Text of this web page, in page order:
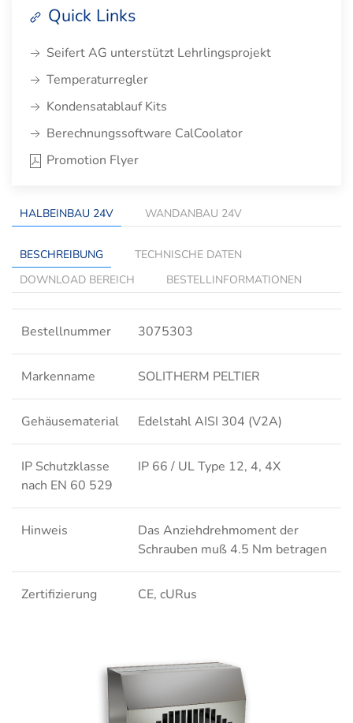
Quick Links
Seifert AG unterstützt Lehrlingsprojekt
Temperaturregler
Kondensatablauf Kits
Berechnungssoftware CalCoolator
Promotion Flyer
HALBEINBAU 24V WANDANBAU 24V
BESCHREIBUNG
TECHNISCHE DATEN
DOWNLOAD BEREICH
BESTELLINFORMATIONEN
Bestellnummer 3075303
Markenname SOLITHERM PELTIER
Gehäusematerial Edelstahl AISI 304 (V2A)
IP Schutzklasse
nach EN 60 529
IP 66 / UL Type 12, 4, 4X
Hinweis
Das Anziehdrehmoment der
Schrauben muß 4.5 Nm betragen
Zertifizierung CE, cURus